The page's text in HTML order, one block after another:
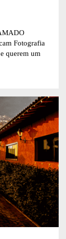
Fotografia
querem um